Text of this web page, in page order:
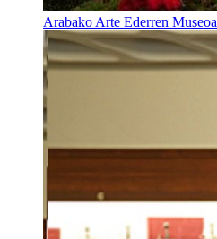
Arabako Arte Ederren Museoa